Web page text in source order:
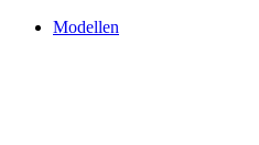
Modellen